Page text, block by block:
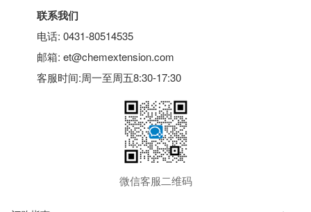
联系我们
电话: 0431-80514535
邮箱: et@chemextension.com
客服时间:周一至周五8:30-17:30
微信客服二维码